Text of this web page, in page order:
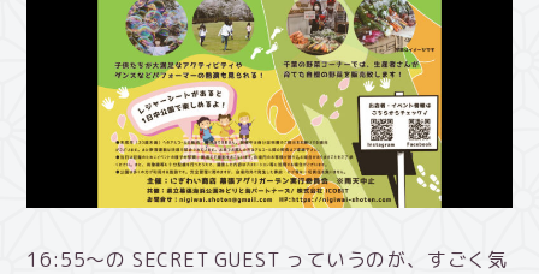
16:55～の SECRET GUEST っていうのが、すごく気